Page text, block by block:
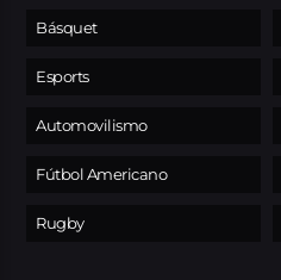
Básquet
Esports
Automovilismo
Fútbol Americano
Rugby